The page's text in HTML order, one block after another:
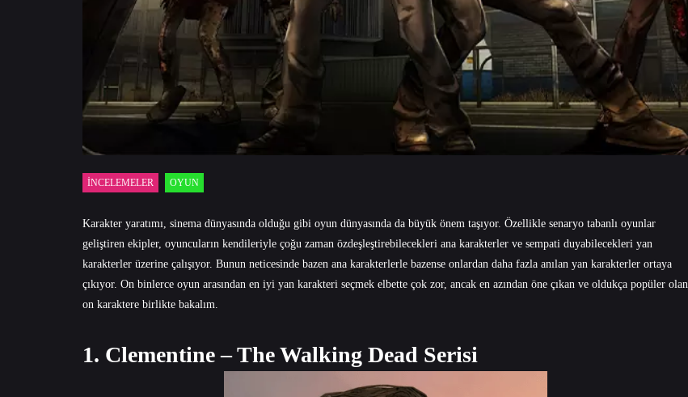
İNCELEMELER OYUN
Karakter yaratımı, sinema dünyasında olduğu gibi oyun dünyasında da büyük önem taşıyor. Özellikle senaryo tabanlı oyunlar
geliştiren ekipler, oyuncuların kendileriyle çoğu zaman özdeşleştirebilecekleri ana karakterler ve sempati duyabilecekleri yan
karakterler üzerine çalışıyor. Bunun neticesinde bazen ana karakterlerle bazense onlardan daha fazla anılan yan karakterler ortaya
çıkıyor. On binlerce oyun arasından en iyi yan karakteri seçmek elbette çok zor, ancak en azından öne çıkan ve oldukça popüler olan
on karaktere birlikte bakalım.
1. Clementine – The Walking Dead Serisi